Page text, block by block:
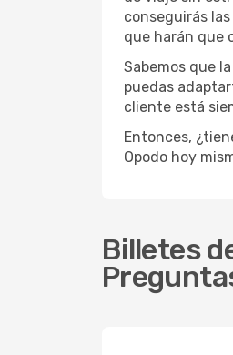
conseguirás
que harán que
Sabemos que
puedas
cliente está
Entonces,
Opodo hoy
Billetes